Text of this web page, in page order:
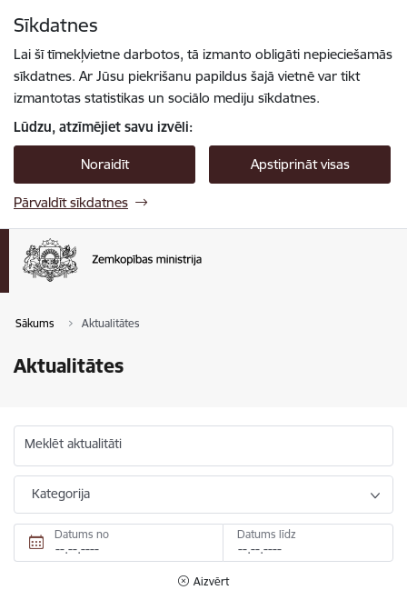
Sīkdatnes
Lai šī tīmekļvietne darbotos, tā izmanto obligāti nepieciešamās
sīkdatnes. Ar Jūsu piekrišanu papildus šajā vietnē var tikt
izmantotas statistikas un sociālo mediju sīkdatnes.
Lūdzu, atzīmējiet savu izvēli:
Noraidīt Apstiprināt visas
Pārvaldīt sīkdatnes
Sākums Aktualitātes
Aktualitātes
Meklēt aktualitāti
Kategorija
Datums no Datums līdz
Aizvērt